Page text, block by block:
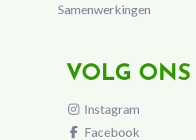
Samenwerkingen
VOLG ONS
Instagram
Facebook